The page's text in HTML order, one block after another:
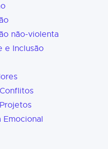
não-violenta
e Inclusão